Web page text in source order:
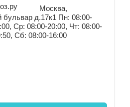
Москва,
д.17к1 Пн: 08:00-
Ср: 08:00-20:00, Чт: 08:00-
Сб: 08:00-16:00